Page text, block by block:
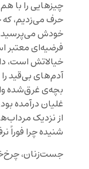
چیزهایی را با
حرف می‌زدیم، که
خودش می‌پرسید،
فرضیه‌ای معتبر
خیالاتش است،
آدم‌های بی‌قید را
بچه‌ی غرق‌شده
غلیان درآمده
از نزدیک
شنیده چرا فوراً
جست‌زنان،